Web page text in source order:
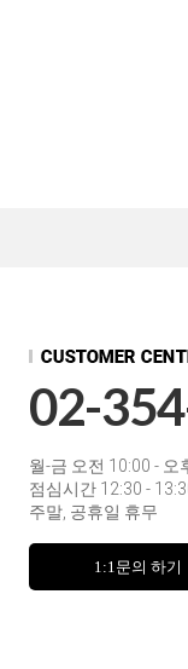
02-
월-금 오전 10:00 - 오
점심시간 12:30 -
주말, 공휴일 휴무
1:1문의 하기